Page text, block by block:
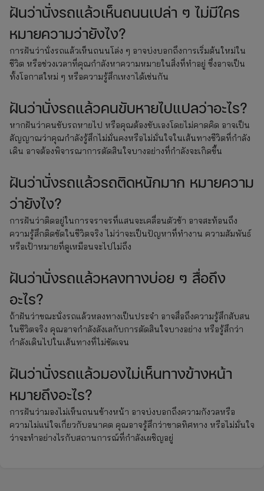
ฝันว่านั่งรถแล้วเห็นถนนเปล่า ๆ ไม่มีใคร
หมายความว่ายังไง?
การฝันว่านั่งรถแล้วเห็นถนนโล่ง ๆ อาจบ่งบอกถึงการเริ่มต้นใหม่ใน
ชีวิต หรือช่วงเวลาที่คุณกำลังหาความหมายในสิ่งที่ทำอยู่ ซึ่งอาจเป็น
ทั้งโอกาสใหม่ ๆ หรือความรู้สึกเหงาได้เช่นกัน
ฝันว่านั่งรถแล้วคนขับหายไปแปลว่าอะไร?
หากฝันว่าคนขับรถหายไป หรือคุณต้องขับเองโดยไม่คาดคิด อาจเป็น
สัญญาณว่าคุณกำลังรู้สึกไม่มั่นคงหรือไม่มั่นใจในเส้นทางชีวิตที่กำลัง
เดิน อาจต้องพิจารณาการตัดสินใจบางอย่างที่กำลังจะเกิดขึ้น
ฝันว่านั่งรถแล้วรถติดหนักมาก หมายความ
ว่ายังไง?
การฝันว่าติดอยู่ในการจราจรที่แสนจะเคลื่อนตัวช้า อาจสะท้อนถึง
ความรู้สึกติดขัดในชีวิตจริง ไม่ว่าจะเป็นปัญหาที่ทำงาน ความสัมพันธ์
หรือเป้าหมายที่ดูเหมือนจะไปไม่ถึง
ฝันว่านั่งรถแล้วหลงทางบ่อย ๆ สื่อถึง
อะไร?
ถ้าฝันว่าขณะนั่งรถแล้วหลงทางเป็นประจำ อาจสื่อถึงความรู้สึกสับสน
ในชีวิตจริง คุณอาจกำลังลังเลกับการตัดสินใจบางอย่าง หรือรู้สึกว่า
กำลังเดินไปในเส้นทางที่ไม่ชัดเจน
ฝันว่านั่งรถแล้วมองไม่เห็นทางข้างหน้า
หมายถึงอะไร?
การฝันว่ามองไม่เห็นถนนข้างหน้า อาจบ่งบอกถึงความกังวลหรือ
ความไม่แน่ใจเกี่ยวกับอนาคต คุณอาจรู้สึกว่าขาดทิศทาง หรือไม่มั่นใจ
ว่าจะทำอย่างไรกับสถานการณ์ที่กำลังเผชิญอยู่